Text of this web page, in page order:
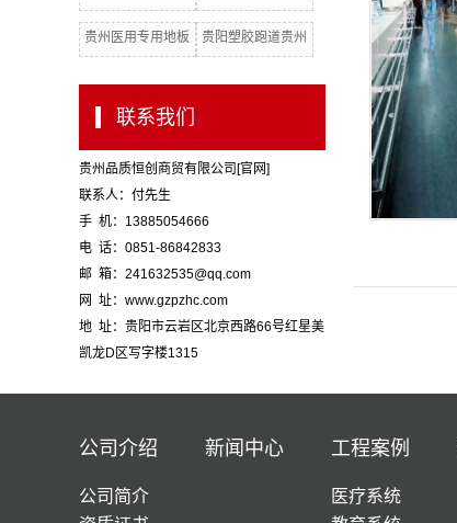
PVC地板辅材配件
贵州抗碘酒PVC地
贵州医用专用地板
贵阳塑胶跑道贵州
联系我们
贵州品质恒创商贸有限公司[官网]
联系人：付先生
手 机：13885054666
电 话：0851-86842833
邮 箱：241632535@qq.com
网 址：www.gzpzhc.com
地 址：贵阳市云岩区北京西路66号红星美
凯龙D区写字楼1315
公司介绍
公司简介
新闻中心 工程案例
医疗系统